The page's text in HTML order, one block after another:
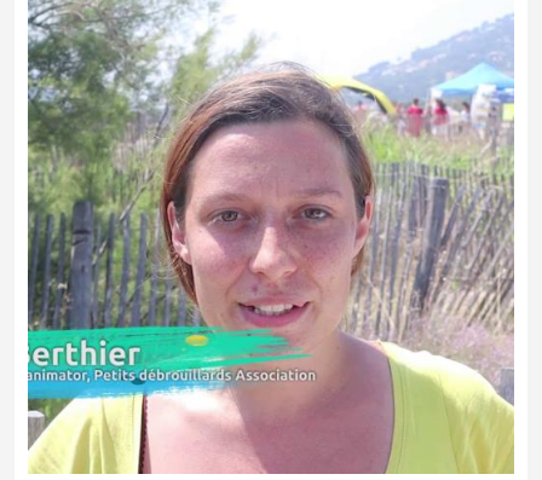
Un court métrage réalisé par les élèves du collège Marcel Rivière,
classe partenaire du Parc national de Port-Cros, pour vous
raconter leur année de découverte du milieu marin.